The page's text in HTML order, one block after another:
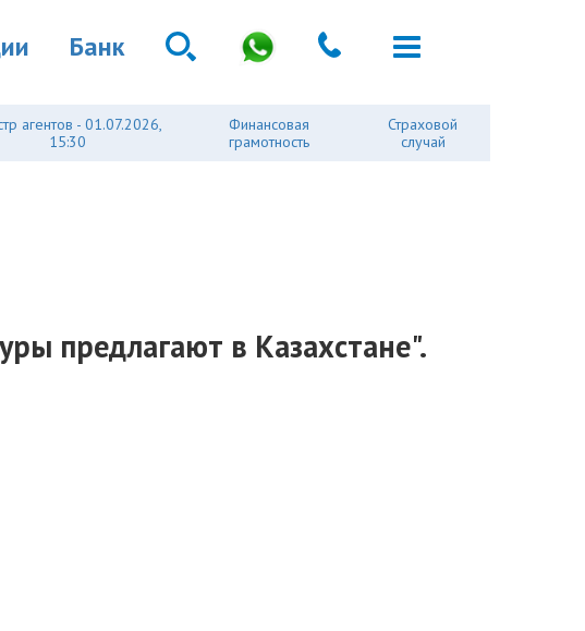
Банк
агентов - 01.07.2026,
15:30
Финансовая
грамотность
Страховой
случай
предлагают в Казахстане".